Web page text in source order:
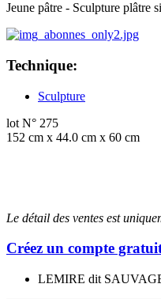
Jeune pâtre - Sculpture plâtre
Technique:
Sculpture
lot N° 275
152 cm x 44.0 cm x 60 cm
Le détail des ventes est
Créez un compte
LEMIRE dit